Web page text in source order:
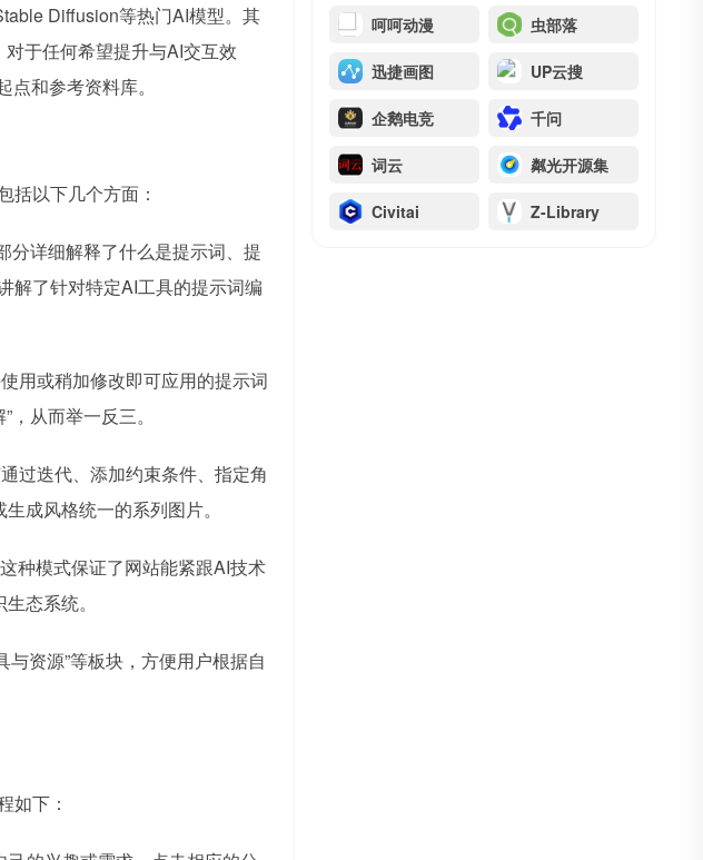
Diffusion等热门AI模型。其
于任何希望提升与AI交互效
和参考资料库。
括以下几个方面：
分详细解释了什么是提示词、提
解了针对特定AI工具的提示词编
用或稍加修改即可应用的提示词
从而举一反三。
过迭代、添加约束条件、指定角
成风格统一的系列图片。
种模式保证了网站能紧跟AI技术
态系统。
与资源”等板块，方便用户根据自
如下：
呵呵动漫 虫部落
迅捷画图 UP云搜
企鹅电竞 千问
词云 粼光开源集
Civitai Z-Library